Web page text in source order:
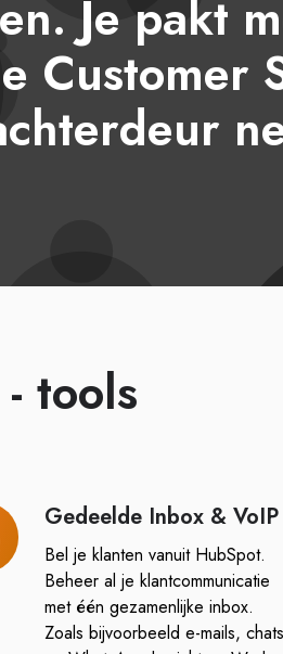
Je pakt
Customer
tools
Gedeelde Inbox & VoIP
Bel je klanten vanuit HubSpot.
Beheer al je klantcommunicatie
met één gezamenlijke inbox.
Zoals bijvoorbeeld e-mails, chats